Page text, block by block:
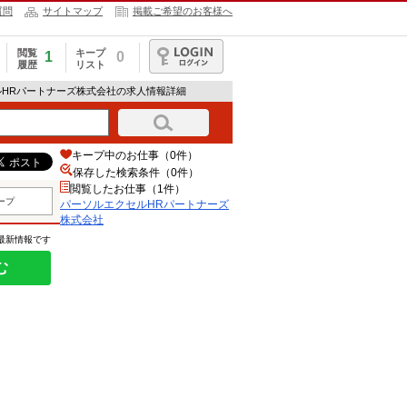
問 サイトマップ 掲載ご希望のお客様へ
閲覧
履歴
1
キープ
リスト
0
ログイン
パートナーズ株式会社の求人情報詳細
プ
新情報です
キープ中のお仕事（0件）
保存した検索条件（0件）
閲覧したお仕事（1件）
パーソルエクセルHRパートナーズ
株式会社